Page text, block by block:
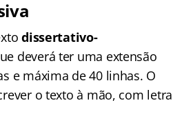
dissertativo-
deverá ter uma extensão
e máxima de 40 linhas. O
o texto à mão, com letra